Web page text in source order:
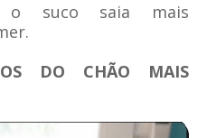
o suco saia mais
DO CHÃO MAIS